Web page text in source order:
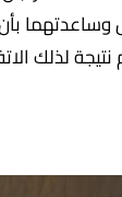
وساعدتهما
لذلك